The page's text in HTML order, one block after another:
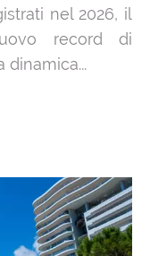
nel 2026, il
record di
dinamica...